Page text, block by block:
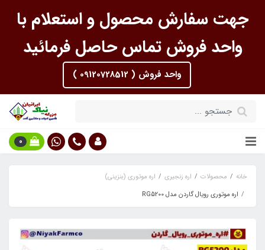
جهت سفارش محصول و استعلام با
واحد فروش تماس حاصل فرمائید
واحد فروش ( 09120728512 )
0
خانه محصولات اره زنجیری
اره موتوری (بنزینی)
اره موتوری رویال گاردن مدل RG5200